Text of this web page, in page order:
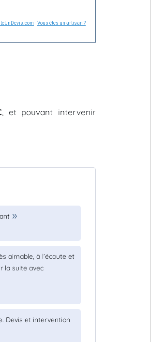
-Vous êtes un artisan ?
, et pouvant intervenir
aimable, à l’écoute et
la suite avec
Devis et intervention